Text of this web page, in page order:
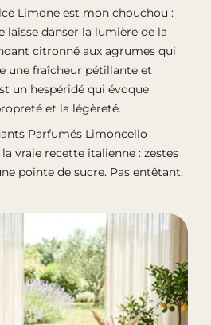
Limone est mon chouchou :
laisse danser la lumière de la
citronné aux agrumes qui
une fraîcheur pétillante et
un hespéridé qui évoque
et la légèreté.
Parfumés Limoncello
vraie recette italienne : zestes
pointe de sucre. Pas entêtant,